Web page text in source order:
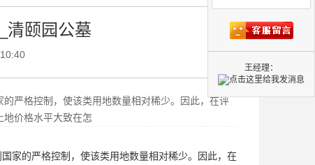
清颐园公墓
严格控制，使该类用地数量相对稀少。因此，在评
价格水平大致在怎
家的严格控制，使该类用地数量相对稀少。因此，在
王经理：